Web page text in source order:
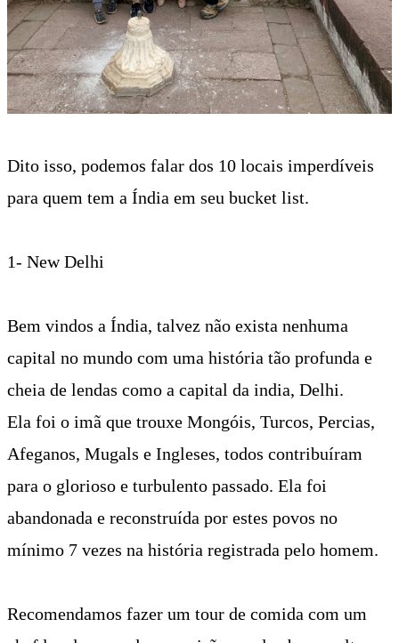
Dito isso, podemos falar dos 10 locais imperdíveis
para quem tem a Índia em seu bucket list.
1- New Delhi
Bem vindos a Índia, talvez não exista nenhuma
capital no mundo com uma história tão profunda e
cheia de lendas como a capital da india, Delhi.
Ela foi o imã que trouxe Mongóis, Turcos, Percias,
Afeganos, Mugals e Ingleses, todos contribuíram
para o glorioso e turbulento passado. Ela foi
abandonada e reconstruída por estes povos no
mínimo 7 vezes na história registrada pelo homem.
Recomendamos fazer um tour de comida com um